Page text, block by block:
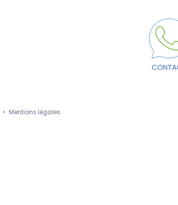
• Mentions légales